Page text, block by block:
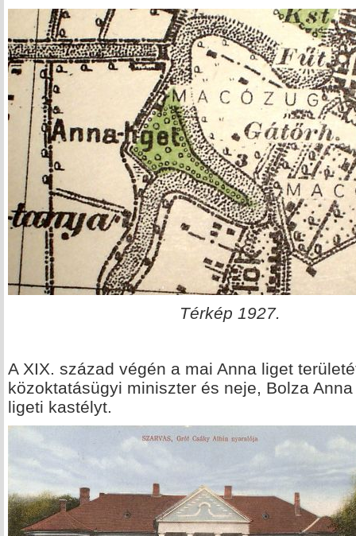
Térkép 1927.
A XIX. század végén a mai Anna liget
közoktatásügyi miniszter és neje, Bolza
ligeti kastélyt.